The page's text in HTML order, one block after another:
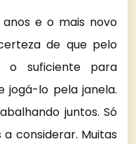
e o mais novo
de que pelo
o suficiente para
lo pela janela.
juntos. Só
considerar. Muitas